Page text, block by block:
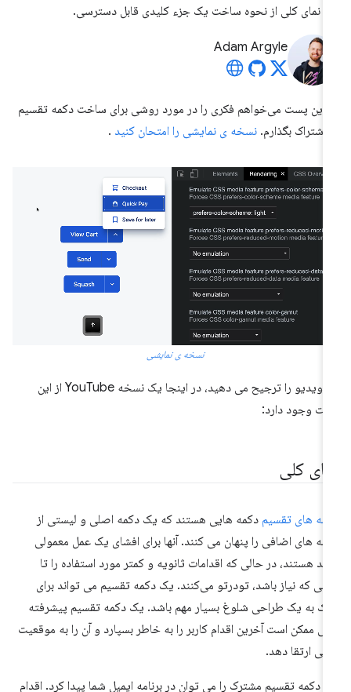
نمای کلی از نحوه ساخت یک جزء کلیدی قابل دسترسی.
Adam Argyle
این پست می‌خواهم فکری را در مورد روشی برای ساخت دکمه تقسیم
اشتراک بگذارم.نسخه ی نمایشی را امتحان کنید.
نسخه ی نمایشی
اگر ویدیو را ترجیح می دهید، در اینجا یک نسخه YouTube از این
وجود دارد:
کلی
های تقسیمدکمه هایی هستند که یک دکمه اصلی و لیستی از
های اضافی را پنهان می کنند. آنها برای افشای یک عمل معمولی
هستند، در حالی که اقدامات ثانویه و کمتر مورد استفاده را تا
که نیاز باشد، تودرتو می‌کنند. یک دکمه تقسیم می تواند برای
به یک طراحی شلوغ بسیار مهم باشد. یک دکمه تقسیم پیشرفته
ممکن است آخرین اقدام کاربر را به خاطر بسپارد و آن را به موقعیت
ارتقا دهد.
دکمه تقسیم مشترک را می توان در برنامه ایمیل شما پیدا کرد. اقدام